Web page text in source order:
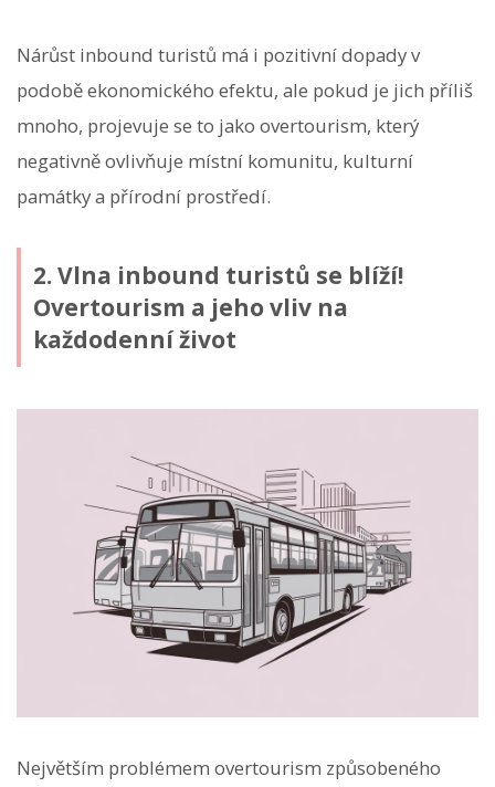
Nárůst inbound turistů má i pozitivní dopady v
podobě ekonomického efektu, ale pokud je jich příliš
mnoho, projevuje se to jako overtourism, který
negativně ovlivňuje místní komunitu, kulturní
památky a přírodní prostředí.
2. Vlna inbound turistů se blíží!
Overtourism a jeho vliv na
každodenní život
Největším problémem overtourism způsobeného